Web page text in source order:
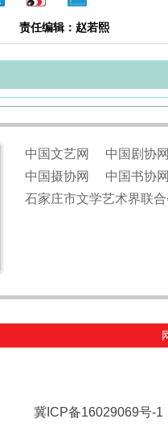
责任编辑：赵若熙
中国文艺网 中国剧协网
中国摄协网
中国书协网
石家庄市文学艺术界联合
冀ICP备16029069号-1